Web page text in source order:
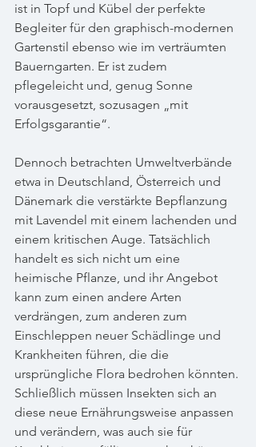
ist in Topf und Kübel der perfekte
Begleiter für den graphisch-modernen
Gartenstil ebenso wie im verträumten
Bauerngarten. Er ist zudem
pflegeleicht und, genug Sonne
vorausgesetzt, sozusagen „mit
Erfolgsgarantie“.
Dennoch betrachten Umweltverbände
etwa in Deutschland, Österreich und
Dänemark die verstärkte Bepflanzung
mit Lavendel mit einem lachenden und
einem kritischen Auge. Tatsächlich
handelt es sich nicht um eine
heimische Pflanze, und ihr Angebot
kann zum einen andere Arten
verdrängen, zum anderen zum
Einschleppen neuer Schädlinge und
Krankheiten führen, die die
ursprüngliche Flora bedrohen könnten.
Schließlich müssen Insekten sich an
diese neue Ernährungsweise anpassen
und verändern, was auch sie für